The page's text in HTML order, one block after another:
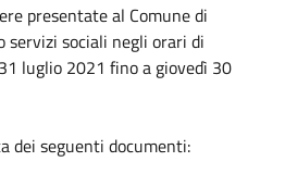
presentate al Comune di
servizi sociali negli orari di
luglio 2021 fino a giovedì 30
dei seguenti documenti: